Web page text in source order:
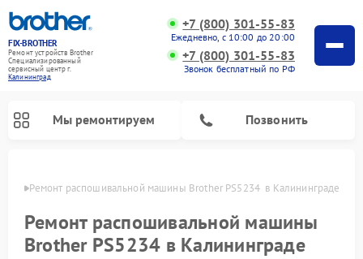
FIX-BROTHER
Ремонт устройств Brother
Специализированный
cервисный центр г.
Калининград
+7 (800) 301-55-83
Ежедневно, с 10:00 до 20:00
+7 (800) 301-55-83
Звонок бесплатный по РФ
Мы ремонтируем Позвонить
Ремонт распошивальной машины Brother PS5234  в Калининграде
Ремонт распошивальной машины
Brother PS5234 в Калининграде